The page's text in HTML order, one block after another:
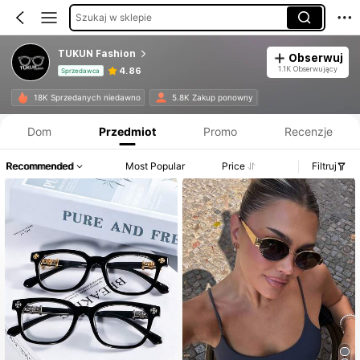
Szukaj w sklepie
TUKUN Fashion
Sprzedawca 4.86
Obserwuj
1.1K Obserwujący
18K Sprzedanych niedawno 5.8K Zakup ponowny
Dom Przedmiot Promo Recenzje
Recommended Most Popular Price Filtruj